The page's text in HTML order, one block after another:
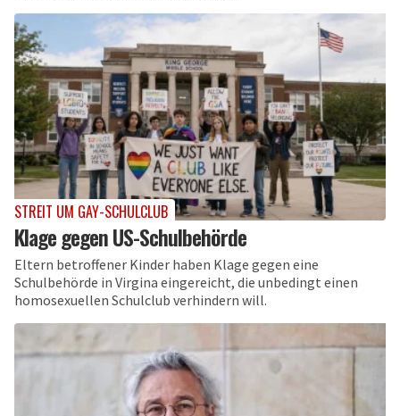
STREIT UM GAY-SCHULCLUB
Klage gegen US-Schulbehörde
Eltern betroffener Kinder haben Klage gegen eine
Schulbehörde in Virgina eingereicht, die unbedingt einen
homosexuellen Schulclub verhindern will.